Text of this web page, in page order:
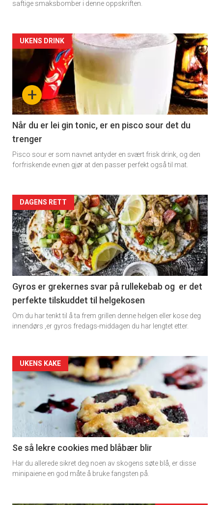
×
Få ukentlige nyhetsbrev fra
Apéritif
Vi tilbyr flere ukentlige nyhetsbrev. Du
kan fritt velge hvilke du ønsker å få
tilsendt.
Registrer deg
saftige smaksbomber i denne oppskriften.
Artikler
detail
section
11
Dagens
rett
+
UKENS DRINK
Når du er lei gin tonic, er en pisco sour det du
trenger
Pisco sour er som navnet antyder en svært frisk drink, og den
forfriskende evnen gjør at den passer perfekt også til mat.
Artikler
detail
-
section
11
Dagens
rett
DAGENS RETT
Gyros er grekernes svar på rullekebab og er det
perfekte tilskuddet til helgekosen
Om du har tenkt til å ta frem grillen denne helgen eller kose deg
innendørs ,er gyros fredags-middagen du har lengtet etter.
Artikler
detail
-
section
11
Ukens
UKENS KAKE
Se så lekre cookies med blåbær blir
Har du allerede sikret deg noen av skogens søte blå, er disse
minipaiene en god måte å bruke fangsten på.